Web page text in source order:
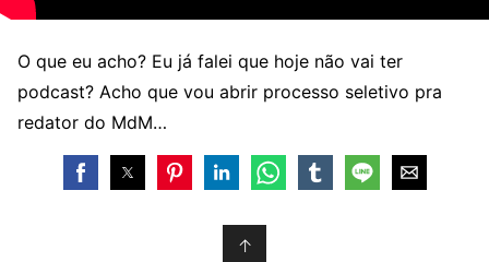
O que eu acho? Eu já falei que hoje não vai ter
podcast? Acho que vou abrir processo seletivo pra
redator do MdM…
↑